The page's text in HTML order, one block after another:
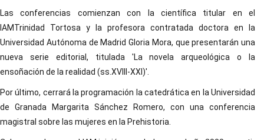
Las conferencias comienzan con la científica titular en el
IAMTrinidad Tortosa y la profesora contratada doctora en la
Universidad Autónoma de Madrid Gloria Mora, que presentarán una
nueva serie editorial, titulada 'La novela arqueológica o la
ensoñación de la realidad (ss.XVIII-XXI)'.
Por último, cerrará la programación la catedrática en la Universidad
de Granada Margarita Sánchez Romero, con una conferencia
magistral sobre las mujeres en la Prehistoria.